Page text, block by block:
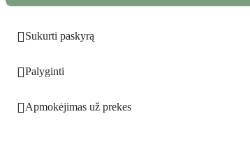
Sukurti paskyrą
Palyginti
Apmokėjimas už prekes